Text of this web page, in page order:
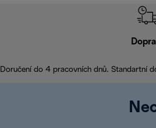
Doručení do 4 pracovních dnů. Standartní